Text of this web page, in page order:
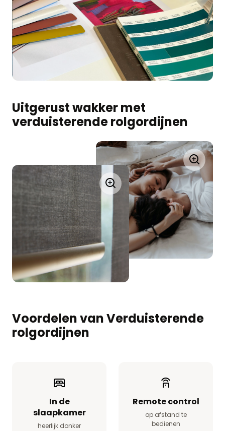
Uitgerust wakker met
verduisterende rolgordijnen
Voordelen van Verduisterende
rolgordijnen
In de
slaapkamer
heerlijk donker
Remote control
op afstand te
bedienen